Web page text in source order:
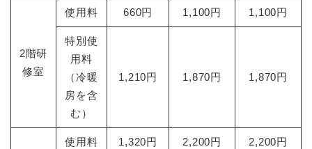
2階研
修室
使用料 660円 1,100円 1,100円
特別使
用料
（冷暖
房を含
む）
1,210円 1,870円 1,870円
使用料 1,320円 2,200円 2,200円